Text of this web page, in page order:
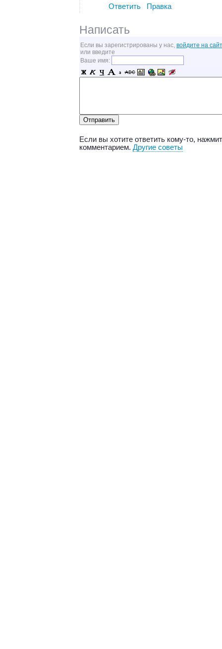
Ответить Правка
Написать
Если вы зарегистрированы у нас, войдите на сайт
или введите
Ваше имя:
Если вы хотите ответить кому-то,
комментарием. Другие советы